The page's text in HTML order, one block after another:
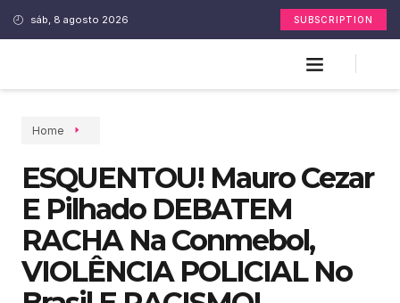
sáb, 8 agosto 2026 SUBSCRIPTION
Home
ESQUENTOU! Mauro Cezar
E Pilhado DEBATEM
RACHA Na Conmebol,
VIOLÊNCIA POLICIAL No